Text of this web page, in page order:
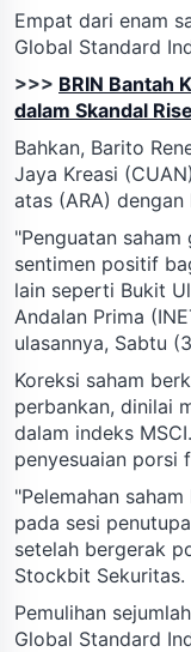
Empat dari enam
Global Standard
>>> BRIN Bantah
dalam Skandal
Bahkan, Barito
Jaya Kreasi
atas (ARA) dengan
"Penguatan
sentimen positif
lain seperti Bukit
Andalan Prima
ulasannya, Sabtu
Koreksi saham
perbankan, dinilai
dalam indeks
penyesuaian porsi
"Pelemahan
pada sesi
setelah bergerak
Stockbit Sekuritas.
Pemulihan
Global Standard